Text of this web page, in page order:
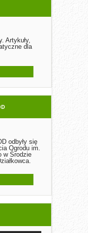
Artykuły,
dla
odbyły się
Ogrodu im.
w Środzie